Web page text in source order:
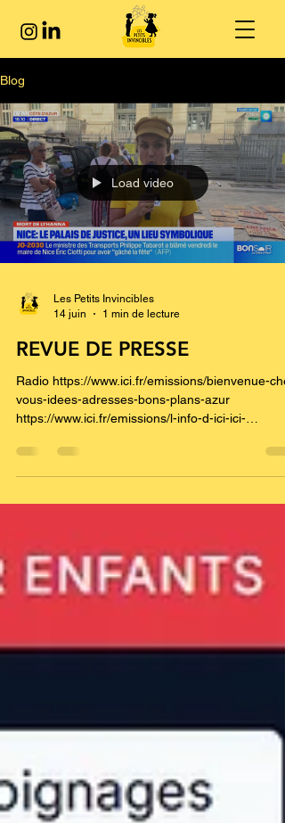
Blog
Load video
Les Petits Invincibles
14 juin
1 min de lecture
REVUE DE PRESSE
Radio https://www.ici.fr/emissions/bienvenue-
vous-idees-adresses-bons-plans-azur
https://www.ici.fr/emissions/l-info-d-ici-ici-
reunies-lundi-soir-devant-le-palais-de-justice-en-
hommage-a-lyhanna-4064577
justice-en-hommage-a-lyhanna-4064577 Presse
Ecrite https://www.nicematin.com/societ